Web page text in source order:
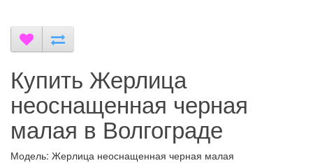
Купить Жерлица
неоснащенная черная
малая в Волгограде
Модель: Жерлица неоснащенная черная малая